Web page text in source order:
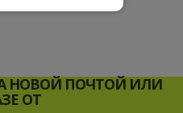
НОВОЙ ПОЧТОЙ ИЛИ
ОТ